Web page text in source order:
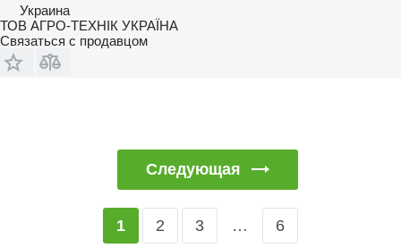
Украина
ТОВ АГРО-ТЕХНІК УКРАЇНА
Связаться с продавцом
Следующая
1 2 3 … 6